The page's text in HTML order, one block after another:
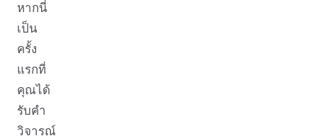
หากนี่
เป็น
ครั้ง
แรกที่
คุณได้
รับคำ
วิจารณ์